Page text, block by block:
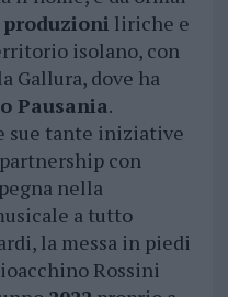
produzioni liriche e
isolano, con
Gallura, dove ha
Pausania.
sue tante iniziative
con
nella
a tutto
la messa in piedi
Rossini